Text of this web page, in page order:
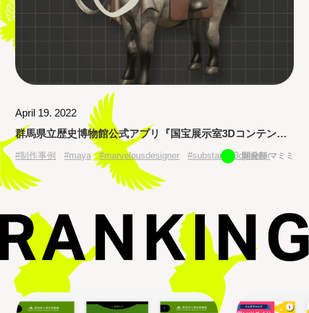
April 19. 2022
群馬県立歴史博物館公式アプリ『国宝展示室3Dコンテン
ツ』3Dモデル制作| 制作事例シリーズ
#制作事例 #maya #marvelousdesigner #substance3dpainter
開発部 マミミ